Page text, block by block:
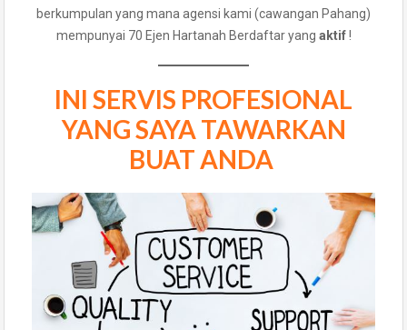
berkumpulan yang mana agensi kami (cawangan Pahang)
mempunyai 70 Ejen Hartanah Berdaftar yang aktif!
INI SERVIS PROFESIONAL
YANG SAYA TAWARKAN
BUAT ANDA